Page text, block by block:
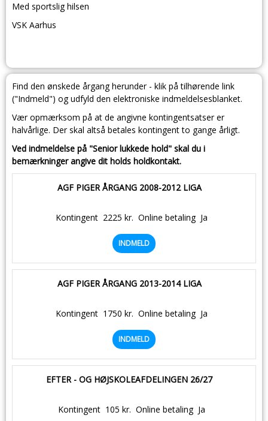
Med sportslig hilsen
VSK Aarhus
Find den ønskede årgang herunder - klik på tilhørende link
("Indmeld") og udfyld den elektroniske indmeldelsesblanket.
Vær opmærksom på at de angivne kontingentsatser er
halvårlige. Der skal altså betales kontingent to gange årligt.
Ved indmeldelse på "Senior lukkede hold" skal du i
bemærkninger angive dit holds holdkontakt.
AGF PIGER ÅRGANG 2008-2012 LIGA
Kontingent 2225 kr. Online betaling Ja
INDMELD
AGF PIGER ÅRGANG 2013-2014 LIGA
Kontingent 1750 kr. Online betaling Ja
INDMELD
EFTER - OG HØJSKOLEAFDELINGEN 26/27
Kontingent 105 kr. Online betaling Ja